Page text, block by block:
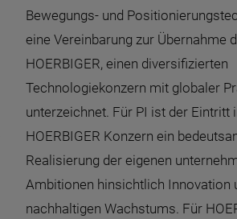
Bewegungs- und
eine Vereinbarung zur Übernahme
HOERBIGER, einen diversifizierten
Technologiekonzern mit globaler
unterzeichnet. Für PI ist der Eintritt
HOERBIGER Konzern ein
Realisierung der eigenen
Ambitionen hinsichtlich Innovation
nachhaltigen Wachstums. Für